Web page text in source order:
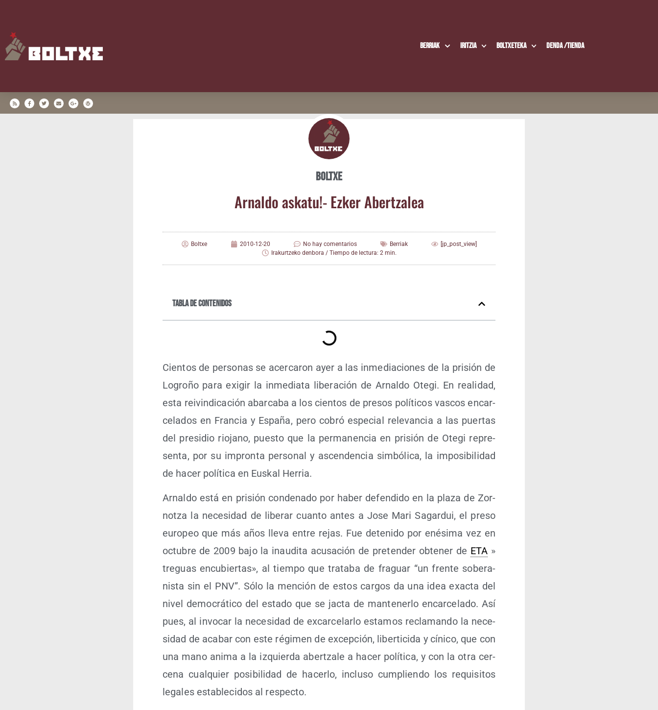
Berriak Iritzia Boltxe­te­ka Den­da /​Tien­da
Boltxe
Arnal­do aska­tu!- Ezker Abertzalea
Boltxe 2010-12-20 No hay comentarios Berriak
[jp_post_view]
Irakurtzeko denbora / Tiempo de lectura: 2 min.
Tabla de contenidos
Cien­tos de per­so­nas se acer­ca­ron ayer a las inme­dia­cio­nes de la pri­sión de
Logro­ño para exi­gir la inme­dia­ta libe­ra­ción de Arnal­do Ote­gi. En reali­dad,
esta rei­vin­di­ca­ción abar­ca­ba a los cien­tos de pre­sos polí­ti­cos vas­cos encar­
ce­la­dos en Fran­cia y Espa­ña, pero cobró espe­cial rele­van­cia a las puer­tas
del pre­si­dio rio­jano, pues­to que la per­ma­nen­cia en pri­sión de Ote­gi repre­
sen­ta, por su impron­ta per­so­nal y ascen­den­cia sim­bó­li­ca, la impo­si­bi­li­dad
de hacer polí­ti­ca en Eus­kal Herria.
Arnal­do está en pri­sión con­de­na­do por haber defen­di­do en la pla­za de Zor­
notza la nece­si­dad de libe­rar cuan­to antes a Jose Mari Sagar­dui, el pre­so
euro­peo que más años lle­va entre rejas. Fue dete­ni­do por enési­ma vez en
octu­bre de 2009 bajo la inau­di­ta acu­sa­ción de pre­ten­der obte­ner de ETA »
tre­guas encu­bier­tas», al tiem­po que tra­ta­ba de fra­guar “un fren­te sobe­ra­
nis­ta sin el PNV”. Sólo la men­ción de estos car­gos da una idea exac­ta del
nivel demo­crá­ti­co del esta­do que se jac­ta de man­te­ner­lo encar­ce­la­do. Así
pues, al invo­car la nece­si­dad de excar­ce­lar­lo esta­mos recla­man­do la nece­
si­dad de aca­bar con este régi­men de excep­ción, liber­ti­ci­da y cíni­co, que con
una mano ani­ma a la izquier­da aber­tza­le a hacer polí­ti­ca, y con la otra cer­
ce­na cual­quier posi­bi­li­dad de hacer­lo, inclu­so cum­plien­do los requi­si­tos
lega­les esta­ble­ci­dos al respecto.